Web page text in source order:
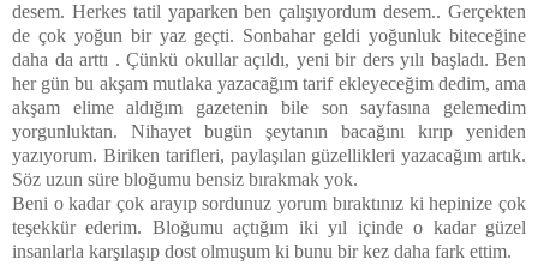
desem. Herkes tatil yaparken ben çalışıyordum desem.. Gerçekten
de çok yoğun bir yaz geçti. Sonbahar geldi yoğunluk biteceğine
daha da arttı . Çünkü okullar açıldı, yeni bir ders yılı başladı. Ben
her gün bu akşam mutlaka yazacağım tarif ekleyeceğim dedim, ama
akşam elime aldığım gazetenin bile son sayfasına gelemedim
yorgunluktan. Nihayet bugün şeytanın bacağını kırıp yeniden
yazıyorum. Biriken tarifleri, paylaşılan güzellikleri yazacağım artık.
Söz uzun süre bloğumu bensiz bırakmak yok.
Beni o kadar çok arayıp sordunuz yorum bıraktınız ki hepinize çok
teşekkür ederim. Bloğumu açtığım iki yıl içinde o kadar güzel
insanlarla karşılaşıp dost olmuşum ki bunu bir kez daha fark ettim.